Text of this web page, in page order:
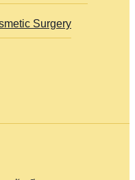
Surgery